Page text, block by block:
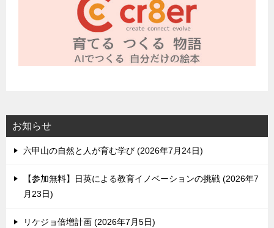
お知らせ
六甲山の自然と人が育む学び 2026年7月24日
【参加無料】日英による教育イノベーションの挑戦
2026年7
月23日
リケジョ倍増計画 2026年7月5日